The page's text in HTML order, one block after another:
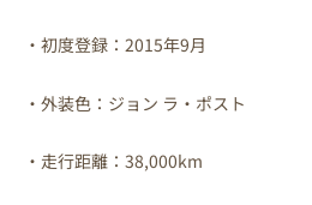
・初度登録：2015年9月
・外装色：ジョン ラ・ポスト
・走行距離：38,000km